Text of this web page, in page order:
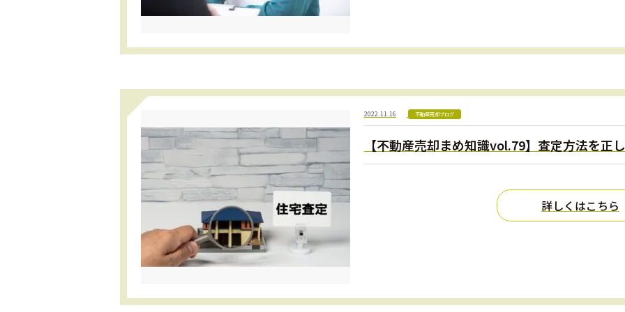
2022.11.16 不動産売却ブログ
【不動産売却まめ知識vol.79】査定方法を正
詳しくはこちら